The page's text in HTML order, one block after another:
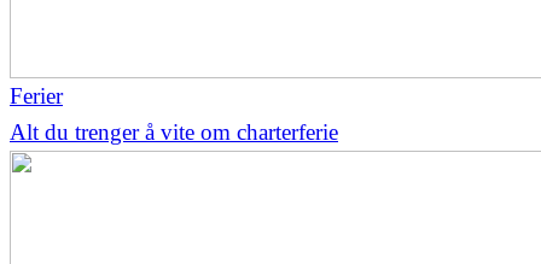
Ferier
Alt du trenger å vite om charterferie